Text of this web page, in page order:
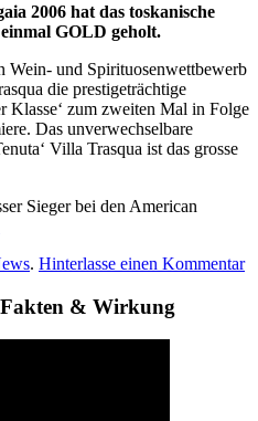
2006 hat das toskanische
GOLD geholt.
Wein- und Spirituosenwettbewerb
die prestigeträchtige
Klasse‘ zum zweiten Mal in Folge
Das unverwechselbare
Villa Trasqua ist das grosse
Sieger bei den American
. Hinterlasse einen Kommentar
Fakten & Wirkung